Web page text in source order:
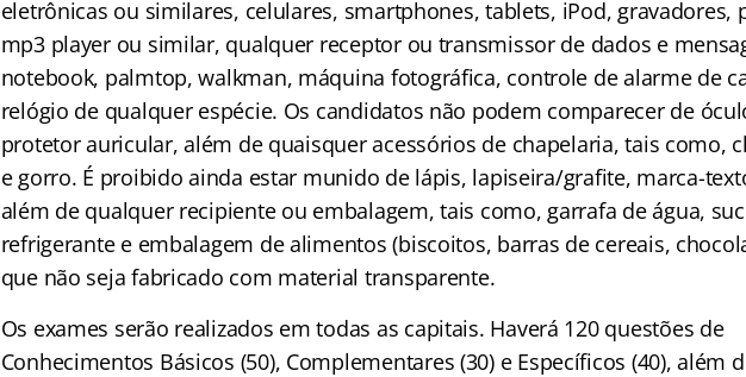
eletrônicas ou similares, celulares, smartphones, tablets, iPod, gravadores,
mp3 player ou similar, qualquer receptor ou transmissor de dados e
notebook, palmtop, walkman, máquina fotográfica, controle de alarme de
relógio de qualquer espécie. Os candidatos não podem comparecer de
protetor auricular, além de quaisquer acessórios de chapelaria, tais como,
e gorro. É proibido ainda estar munido de lápis, lapiseira/grafite, marca-
além de qualquer recipiente ou embalagem, tais como, garrafa de água,
refrigerante e embalagem de alimentos (biscoitos, barras de cereais,
que não seja fabricado com material transparente.
Os exames serão realizados em todas as capitais. Haverá 120 questões de
Conhecimentos Básicos (50), Complementares (30) e Específicos (40), além